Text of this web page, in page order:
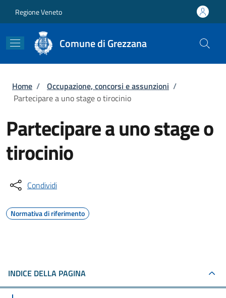
Regione Veneto
Comune di Grezzana
Briciole di pane
Home / Occupazione, concorsi e assunzioni /
Partecipare a uno stage o tirocinio
Partecipare a uno stage o
tirocinio
Condividi
Normativa di riferimento
INDICE DELLA PAGINA